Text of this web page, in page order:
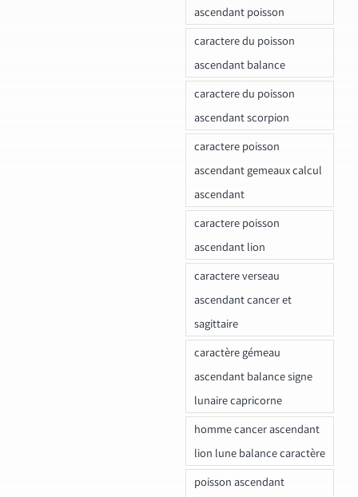
ascendant poisson
caractere du poisson
ascendant balance
caractere du poisson
ascendant scorpion
caractere poisson
ascendant gemeaux calcul
ascendant
caractere poisson
ascendant lion
caractere verseau
ascendant cancer et
sagittaire
caractère gémeau
ascendant balance signe
lunaire capricorne
homme cancer ascendant
lion lune balance caractère
poisson ascendant